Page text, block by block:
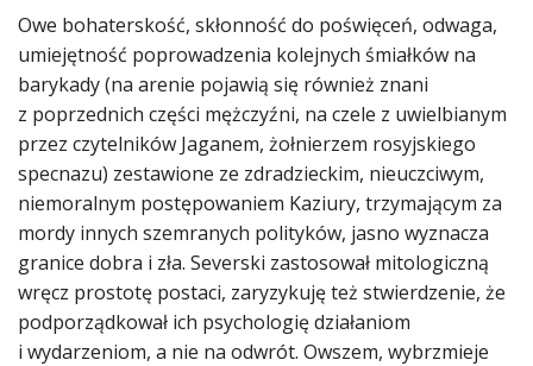
Owe bohaterskość, skłonność do poświęceń, odwaga,
umiejętność poprowadzenia kolejnych śmiałków na
barykady (na arenie pojawią się również znani
z poprzednich części mężczyźni, na czele z uwielbianym
przez czytelników Jaganem, żołnierzem rosyjskiego
specnazu) zestawione ze zdradzieckim, nieuczciwym,
niemoralnym postępowaniem Kaziury, trzymającym za
mordy innych szemranych polityków, jasno wyznacza
granice dobra i zła. Severski zastosował mitologiczną
wręcz prostotę postaci, zaryzykuję też stwierdzenie, że
podporządkował ich psychologię działaniom
i wydarzeniom, a nie na odwrót. Owszem, wybrzmieje